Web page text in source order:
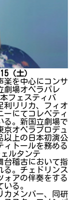
（土）
楽を中心にコンサ
劇場オペラパレ
フェスティバ
利リリカ、フィオ
ーにてコレペティ
る。新国立劇場で
オペラプロデュ
以上の日本初演公
ィトールを務める
ルタンテ
台稽古において指
る。チェドリンス
ォアの伴奏をする
る。
カメンバー、同研